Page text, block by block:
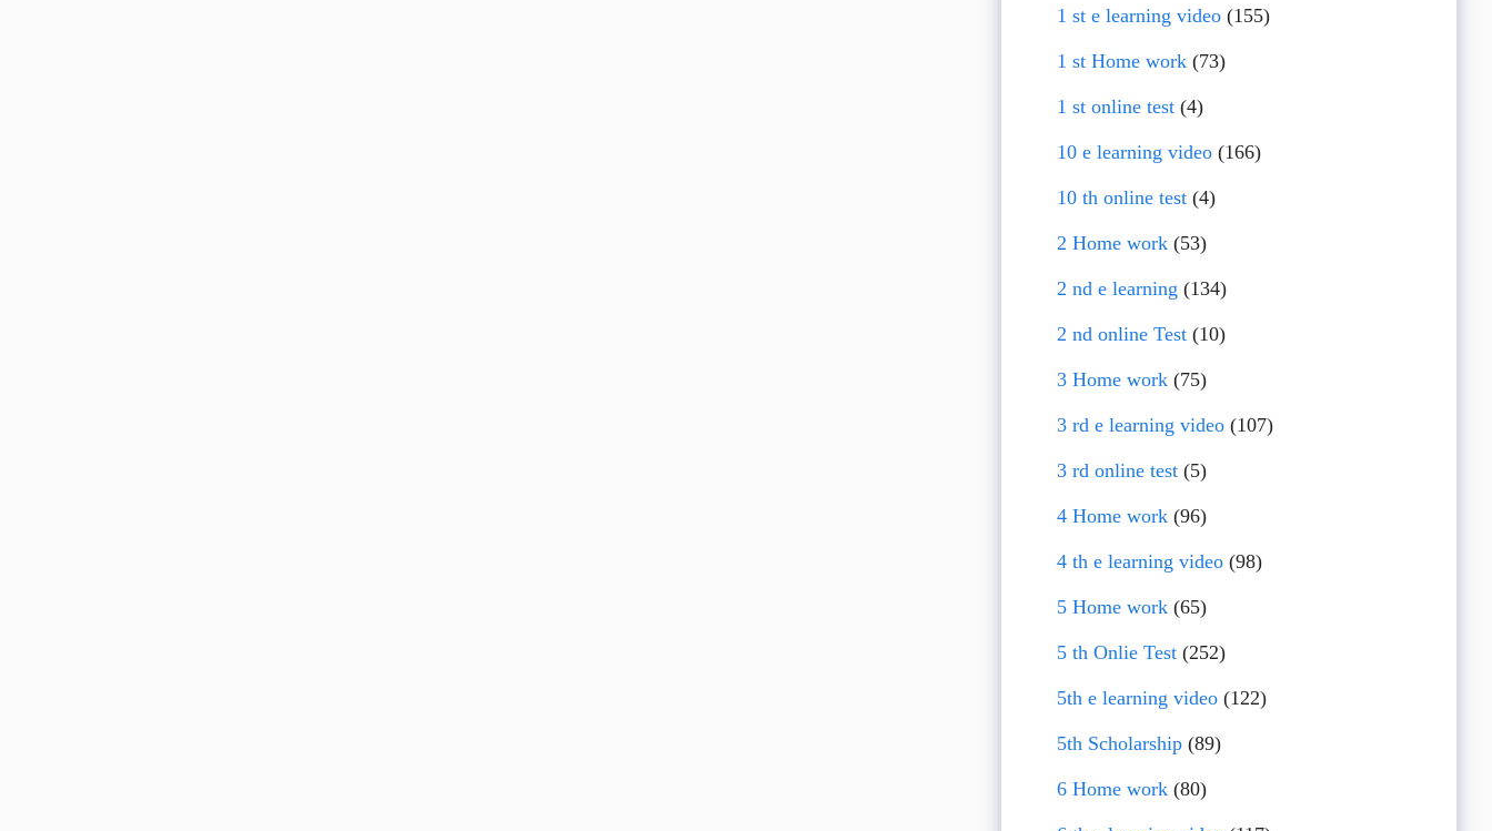
1 st e learning video(155)
1 st Home work(73)
1 st online test(4)
10 e learning video(166)
10 th online test(4)
2 Home work(53)
2 nd e learning (134)
2 nd online Test(10)
3 Home work(75)
3 rd e learning video(107)
3 rd online test(5)
4 Home work(96)
4 th e learning video(98)
5 Home work(65)
5 th Onlie Test(252)
5th e learning video(122)
5th Scholarship(89)
6 Home work(80)